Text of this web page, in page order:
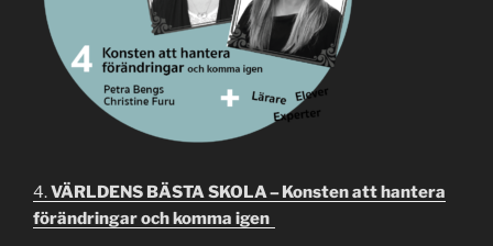
4.VÄRLDENS BÄSTA SKOLA – Konsten att hantera
förändringar och komma igen